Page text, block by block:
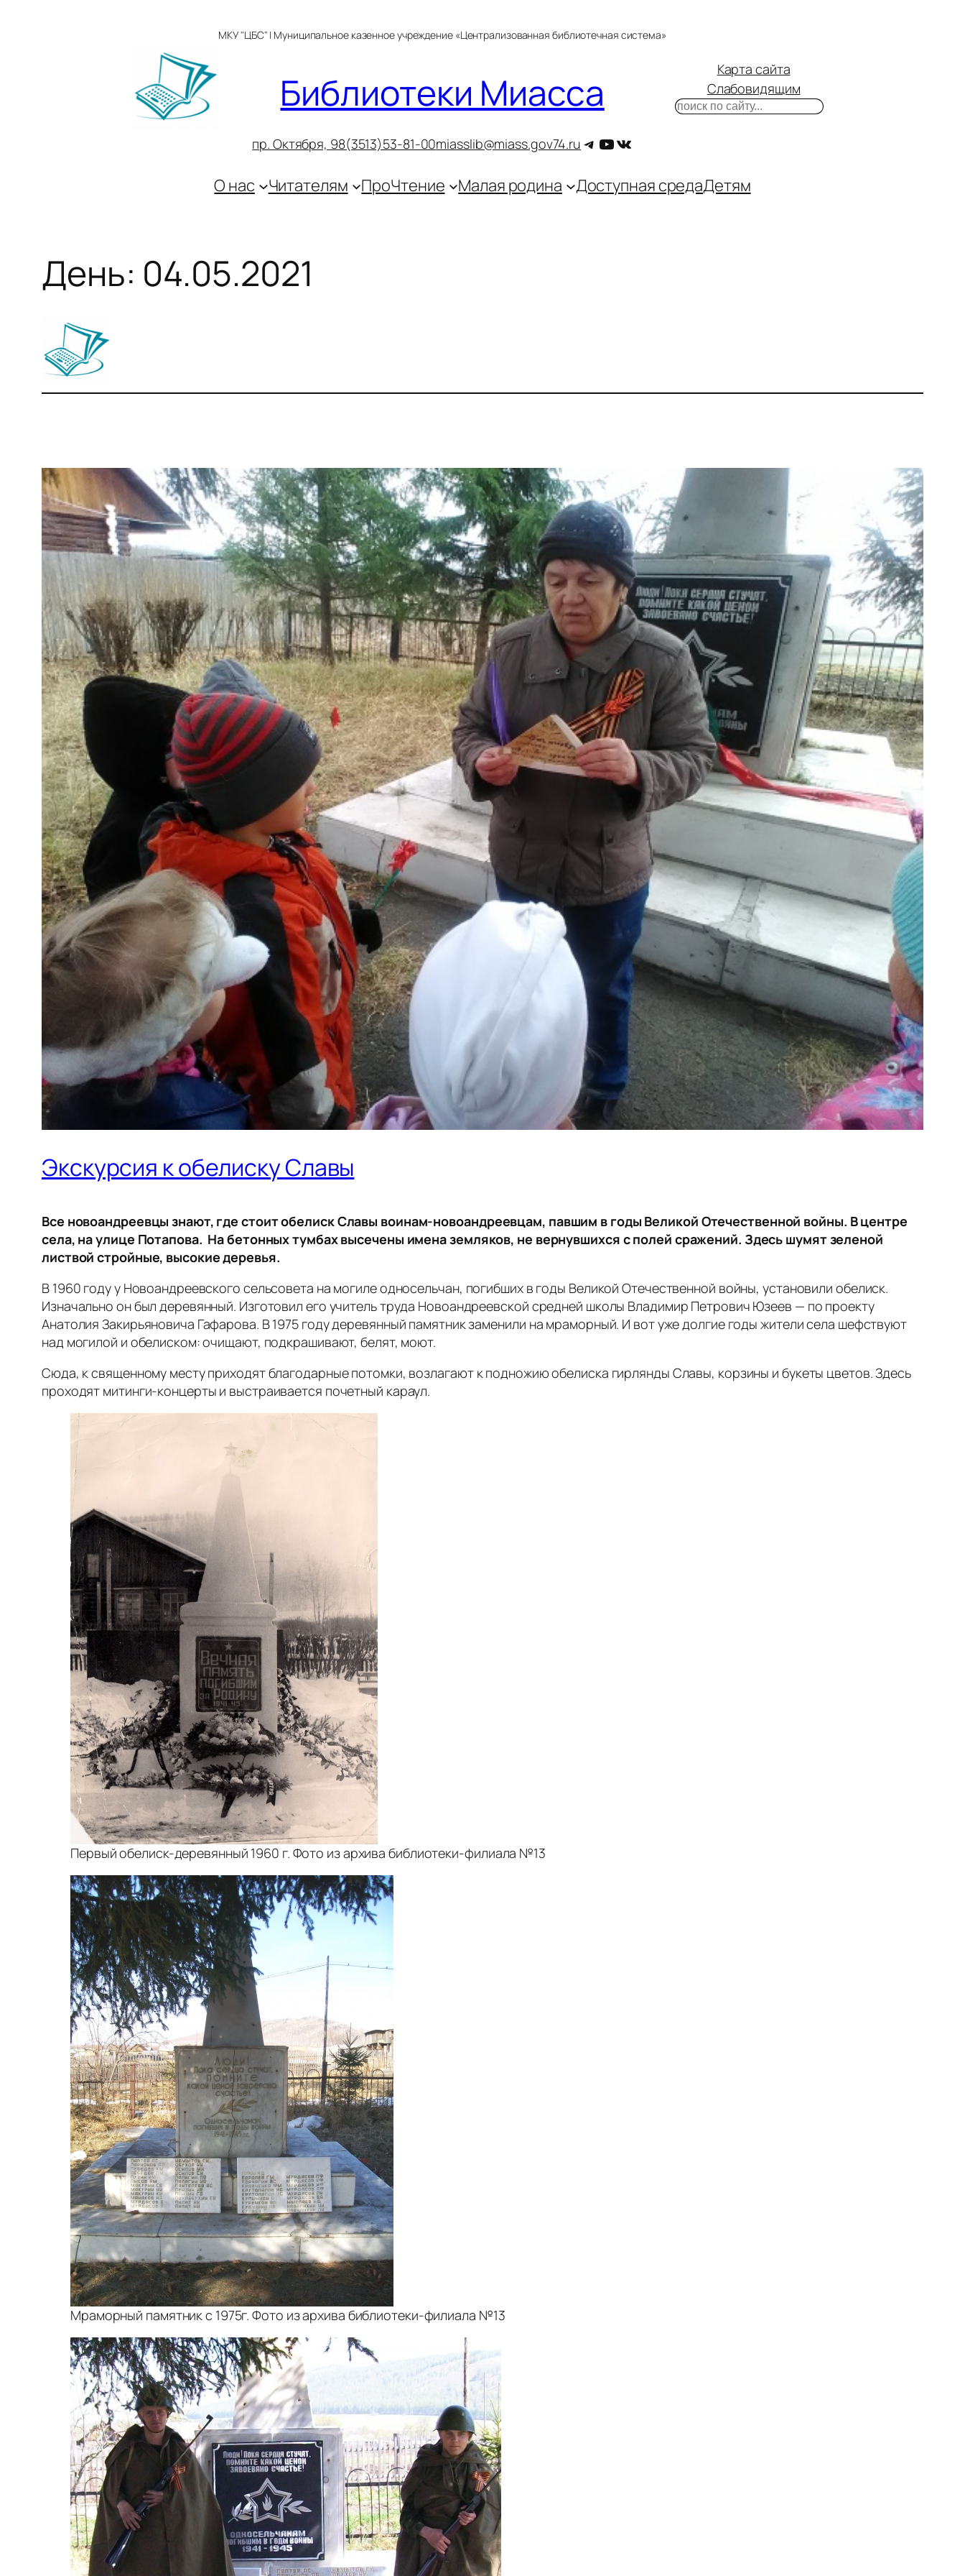
МКУ "ЦБС" | Муниципальное казенное учреждение «Централизованная библиотечная система»
Библиотеки Миасса
пр. Октября, 98(3513)53-81-00miasslib@miass.gov74.ru Telegram
YouTube
ВКонтакте
Карта сайта
Слабовидящим
Поиск
О нас Читателям ПроЧтение Малая родина Доступная средаДетям
День: 04.05.2021
Экскурсия к обелиску Славы
Все новоандреевцы знают, где стоит обелиск Славы воинам-новоандреевцам, павшим в годы Великой Отечественной войны. В центре
села, на улице Потапова. На бетонных тумбах высечены имена земляков, не вернувшихся с полей сражений. Здесь шумят зеленой
листвой стройные, высокие деревья.
В 1960 году у Новоандреевского сельсовета на могиле односельчан, погибших в годы Великой Отечественной войны, установили обелиск.
Изначально он был деревянный. Изготовил его учитель труда Новоандреевской средней школы Владимир Петрович Юзеев — по проекту
Анатолия Закирьяновича Гафарова. В 1975 году деревянный памятник заменили на мраморный. И вот уже долгие годы жители села шефствуют
над могилой и обелиском: очищают, подкрашивают, белят, моют.
Сюда, к священному месту приходят благодарные потомки, возлагают к подножию обелиска гирлянды Славы, корзины и букеты цветов. Здесь
проходят митинги-концерты и выстраивается почетный караул.
Первый обелиск-деревянный 1960 г. Фото из архива библиотеки-филиала №13
Мраморный памятник с 1975г. Фото из архива библиотеки-филиала №13